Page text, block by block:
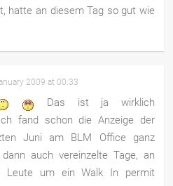
hatte an diesem Tag so gut wie
2009 at 00:33
Das ist ja wirklich
fand schon die Anzeige der
Juni am BLM Office ganz
auch vereinzelte Tage, an
Leute um ein Walk In permit